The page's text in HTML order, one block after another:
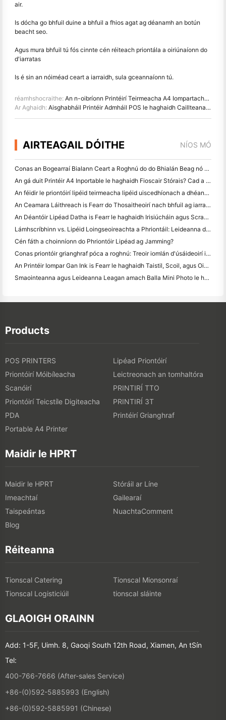
air.
Is dócha go bhfuil duine a bhfuil a fhios agat ag déanamh an botún
beacht seo.
Agus mura bhfuil tú fós cinnte cén réiteach priontála a oiriúnaíonn do
d'iarratas
Is é sin an nóiméad ceart a iarraidh, sula gceannaíonn tú.
réamhshocraithe: An n-oibríonn Printéirí Teirmeacha A4 Iompartacha i ndáiríre do Thimpeallachtaí Gnó Soghluaiste?
Ar Aghaidh: Aisghabháil Printéir Admháil POS le haghaidh Caillteanas Cumhachta agus Teip Ceangail
AIRTEAGAIL DÓITHE NÍOS MÓ
Conas an Bogearraí Bialann Ceart a Roghnú do do Bhialán Beag nó Meánmhéide
An gá duit Printéir A4 Inportable le haghaidh Fioscair Stórais? Cad a Oibríonn i ndáiríre
An féidir le priontóirí lipéid teirmeacha lipéid uiscedhíonach a dhéanamh do tháirgí gnó beag?
An Ceamara Láithreach is Fearr do Thosaitheoirí nach bhfuil ag iarraidh páipéar a chaitheamh
An Déantóir Lipéad Datha is Fearr le haghaidh Irisiúcháin agus Scrapbooking: Cuir Tuilleadh Datha le Gach Leathanach
Lámhscríbhinn vs. Lipéid Loingseoireachta a Phriontáil: Leideanna do Ghnólachtaí Beaga in 2026
Cén fáth a choinníonn do Phriontóir Lipéad ag Jamming?
Conas priontóir grianghraf póca a roghnú: Treoir iomlán d'úsáideoirí iris, taistil agus iPhone
An Printéir Iompar Gan Ink is Fearr le haghaidh Taistil, Scoil, agus Oibre Soghluaiste: Athbhreithniú Hanin MT620 Pro
Smaointeanna agus Leideanna Leagan amach Balla Mini Photo le haghaidh maisiú seomra leapa agus dormitory
Products
POS PRINTERS
Lipéad Priontóirí
Priontóirí Móibíleacha
Leictreonach an tomhaltóra
Scanóirí
PRINTIRÍ TTO
Priontóirí Teicstíle Digiteacha
PRINTIRÍ 3T
PDA
Printéirí Grianghraf
Portable A4 Printer
Maidir le HPRT
Maidir le HPRT
Stóráil ar Líne
Imeachtaí
Gailearaí
Taispeántas
NuachtaComment
Blog
Réiteanna
Tionscal Catering
Tionscal Mionsonraí
Tionscal Logisticiúil
tionscal sláinte
GLAOIGH ORAINN
Add: 1-5F, Uimh. 8, Gaoqi South 12th Road, Xiamen, An tSín
Tel:
400-766-7666 (After-sales Service)
+86-(0)592-5885993 (English)
+86-(0)592-5885991 (Chinese)